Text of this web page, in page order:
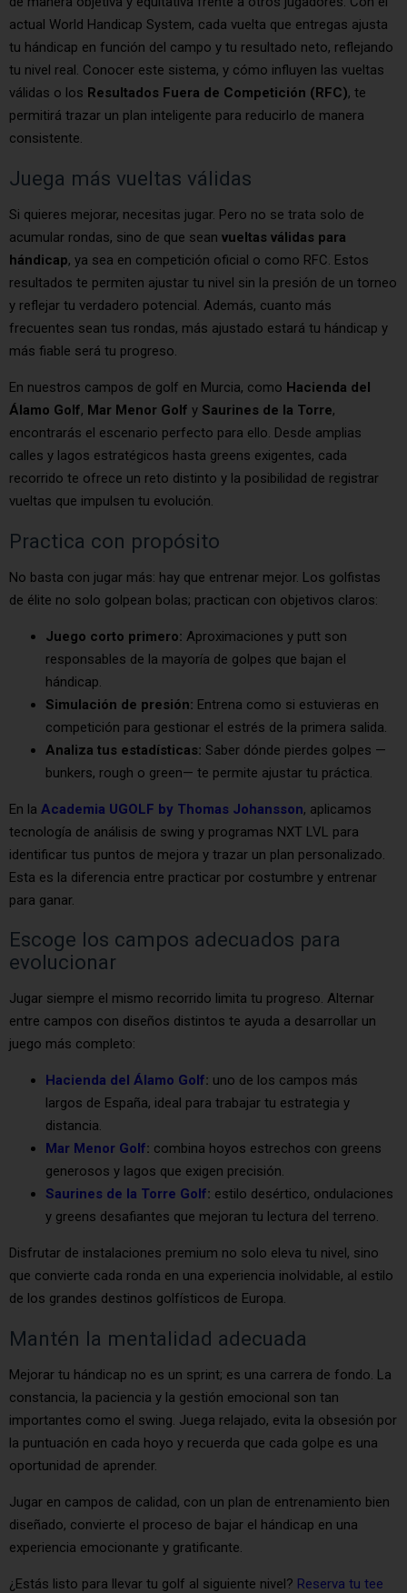
actual World Handicap System, cada vuelta que entregas ajusta
tu hándicap en función del campo y tu resultado neto, reflejando
tu nivel real. Conocer este sistema, y cómo influyen las vueltas
válidas o los Resultados Fuera de Competición (RFC), te
permitirá trazar un plan inteligente para reducirlo de manera
consistente.
Juega más vueltas válidas
Si quieres mejorar, necesitas jugar. Pero no se trata solo de
acumular rondas, sino de que sean vueltas válidas para
hándicap, ya sea en competición oficial o como RFC. Estos
resultados te permiten ajustar tu nivel sin la presión de un torneo
y reflejar tu verdadero potencial. Además, cuanto más
frecuentes sean tus rondas, más ajustado estará tu hándicap y
más fiable será tu progreso.
En nuestros campos de golf en Murcia, como Hacienda del
Álamo Golf, Mar Menor Golf y Saurines de la Torre,
encontrarás el escenario perfecto para ello. Desde amplias
calles y lagos estratégicos hasta greens exigentes, cada
recorrido te ofrece un reto distinto y la posibilidad de registrar
vueltas que impulsen tu evolución.
Practica con propósito
No basta con jugar más: hay que entrenar mejor. Los golfistas
de élite no solo golpean bolas; practican con objetivos claros:
Juego corto primero: Aproximaciones y putt son
responsables de la mayoría de golpes que bajan el
hándicap.
Simulación de presión: Entrena como si estuvieras en
competición para gestionar el estrés de la primera salida.
Analiza tus estadísticas: Saber dónde pierdes golpes —
bunkers, rough o green— te permite ajustar tu práctica.
En la Academia UGOLF by Thomas Johansson, aplicamos
tecnología de análisis de swing y programas NXT LVL para
identificar tus puntos de mejora y trazar un plan personalizado.
Esta es la diferencia entre practicar por costumbre y entrenar
para ganar.
Escoge los campos adecuados para
evolucionar
Jugar siempre el mismo recorrido limita tu progreso. Alternar
entre campos con diseños distintos te ayuda a desarrollar un
juego más completo:
Hacienda del Álamo Golf: uno de los campos más
largos de España, ideal para trabajar tu estrategia y
distancia.
Mar Menor Golf: combina hoyos estrechos con greens
generosos y lagos que exigen precisión.
Saurines de la Torre Golf: estilo desértico, ondulaciones
y greens desafiantes que mejoran tu lectura del terreno.
Disfrutar de instalaciones premium no solo eleva tu nivel, sino
que convierte cada ronda en una experiencia inolvidable, al estilo
de los grandes destinos golfísticos de Europa.
Mantén la mentalidad adecuada
Mejorar tu hándicap no es un sprint; es una carrera de fondo. La
constancia, la paciencia y la gestión emocional son tan
importantes como el swing. Juega relajado, evita la obsesión por
la puntuación en cada hoyo y recuerda que cada golpe es una
oportunidad de aprender.
Jugar en campos de calidad, con un plan de entrenamiento bien
diseñado, convierte el proceso de bajar el hándicap en una
experiencia emocionante y gratificante.
¿Estás listo para llevar tu golf al siguiente nivel? Reserva tu tee